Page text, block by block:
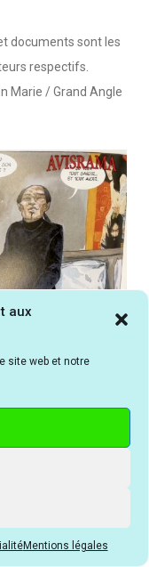
aux
site web et notre
Mentions légales
documents sont les
respectifs.
Marie / Grand Angle
La part du feu
leur sensualité
voire soumis
ouPinterest